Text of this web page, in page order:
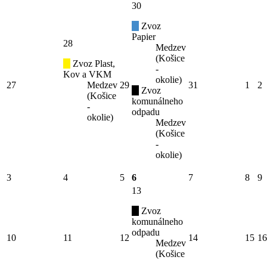
27
28
Zvoz Plast,
Kov a VKM
Medzev
(Košice
-
okolie)
29
30
Zvoz
Papier
Medzev
(Košice
-
okolie)
Zvoz
komunálneho
odpadu
Medzev
(Košice
-
okolie)
31 1 2
3 4 5 6 7 8 9
10 11 12
13
Zvoz
komunálneho
odpadu
Medzev
(Košice
14 15 16